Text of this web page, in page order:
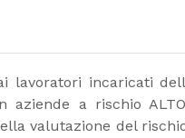
lavoratori incaricati
aziende a rischio
valutazione del